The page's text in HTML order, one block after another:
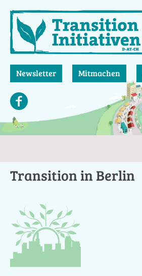
zum
Inhalt
Newsletter Mitmachen
Transition in Berlin